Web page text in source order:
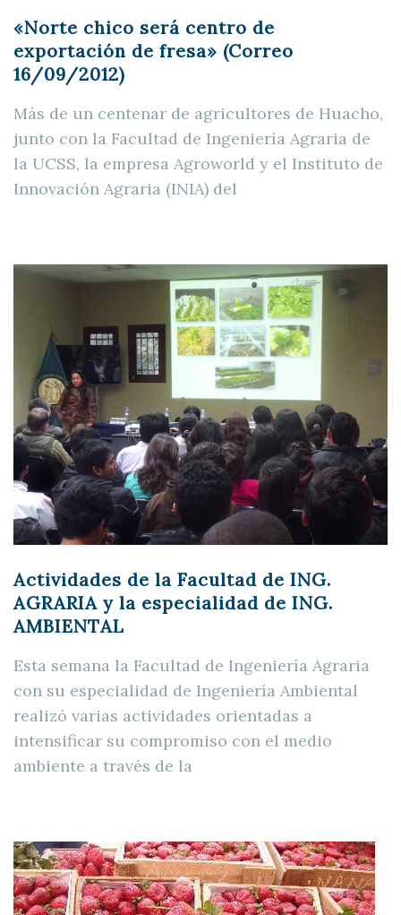
«Norte chico será centro de
exportación de fresa» (Correo
16/09/2012)
Más de un centenar de agricultores de Huacho,
junto con la Facultad de Ingeniería Agraria de
la UCSS, la empresa Agroworld y el Instituto de
Innovación Agraria (INIA) del
Actividades de la Facultad de ING.
AGRARIA y la especialidad de ING.
AMBIENTAL
Esta semana la Facultad de Ingeniería Agraria
con su especialidad de Ingeniería Ambiental
realizó varias actividades orientadas a
intensificar su compromiso con el medio
ambiente a través de la